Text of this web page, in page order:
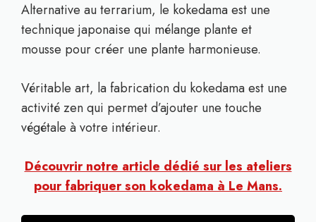
Alternative au terrarium, le kokedama est une
technique japonaise qui mélange plante et
mousse pour créer une plante harmonieuse.
Véritable art, la fabrication du kokedama est une
activité zen qui permet d’ajouter une touche
végétale à votre intérieur.
Découvrir notre article dédié sur les ateliers
pour fabriquer son kokedama à Le Mans.